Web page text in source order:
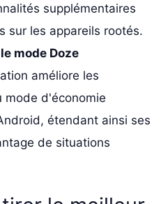
supplémentaires
sur les appareils rootés.
mode Doze
améliore les
mode d'économie
étendant ainsi ses
de situations